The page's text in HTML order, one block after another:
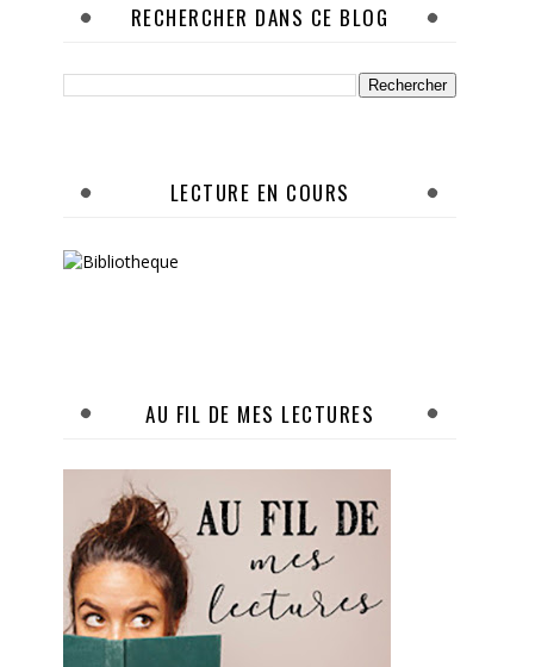
RECHERCHER DANS CE BLOG
LECTURE EN COURS
AU FIL DE MES LECTURES